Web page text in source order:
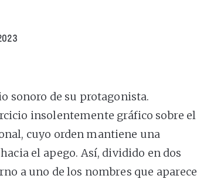
sonoro de su protagonista.
insolentemente gráfico sobre el
cuyo orden mantiene una
el apego. Así, dividido en dos
a uno de los nombres que aparece